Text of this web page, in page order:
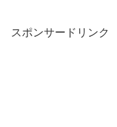
スポンサードリンク